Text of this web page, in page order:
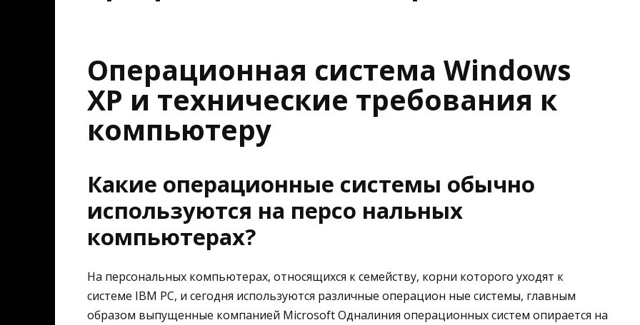
Операционная система Windows
XP и технические требования к
компьютеру
Какие операционные системы обычно
используются на персо нальных
компьютерах?
На персональных компьютерах, относящихся к семейству, корни которого уходят к
системе IBM PC, и сегодня используются различные операцион ные системы, главным
образом выпущенные компанией Microsoft Одналиния операционных систем опирается на